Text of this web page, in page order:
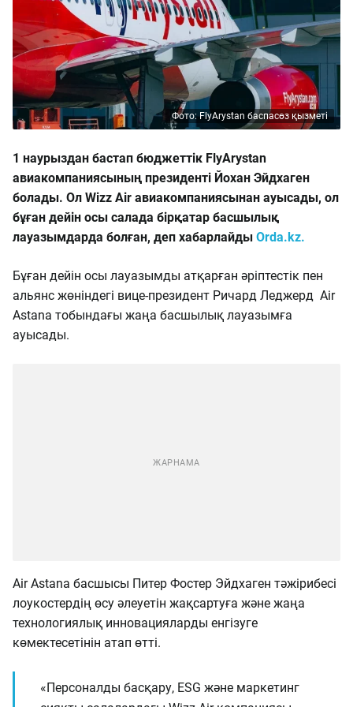
Фото: FlyArystan баспасөз қызметі
1 наурыздан бастап бюджеттік FlyArystan
авиакомпаниясының президенті Йохан Эйдхаген
болады. Ол Wizz Air авиакомпаниясынан ауысады, ол
бұған дейін осы салада бірқатар басшылық
лауазымдарда болған, деп хабарлайды Orda.kz.
Бұған дейін осы лауазымды атқарған әріптестік пен
альянс жөніндегі вице-президент Ричард Леджерд Air
Astana тобындағы жаңа басшылық лауазымға
ауысады.
Air Astana басшысы Питер Фостер Эйдхаген тәжірибесі
лоукостердің өсу әлеуетін жақсартуға және жаңа
технологиялық инновацияларды енгізуге
көмектесетінін атап өтті.
«Персоналды басқару, ESG және маркетинг